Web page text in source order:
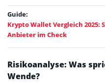
Guide:
Krypto Wallet Vergleich
Anbieter im Check
Risikoanalyse: Was
Wende?